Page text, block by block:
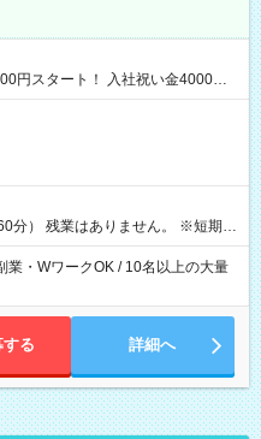
円スタート！ 入社祝い金4000円
残業はありません。 ※短期の
めご了承くださいませ。
業・WワークOK / 10名以上の大量
する 詳細へ